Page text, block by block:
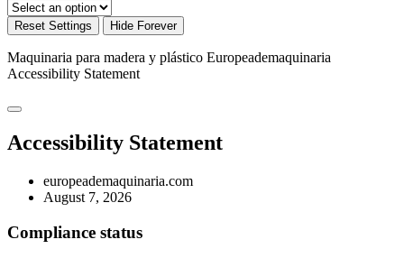
Reset Settings Hide Forever
Maquinaria para madera y plástico Europeademaquinaria
Accessibility Statement
Accessibility Statement
europeademaquinaria.com
August 7, 2026
Compliance status